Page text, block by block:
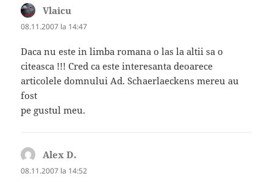
Vlaicu
08.11.2007 la 14:47
Daca nu este in limba romana o las la altii sa o
citeasca !!! Cred ca este interesanta deoarece
articolele domnului Ad. Schaerlaeckens mereu au
fost
pe gustul meu.
Alex D.
08.11.2007 la 14:52